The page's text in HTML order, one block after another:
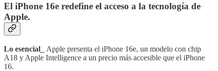
El iPhone 16e redefine el acceso a la tecnología de
Apple.
Lo esencial_ Apple presenta el iPhone 16e, un modelo con chip
A18 y Apple Intelligence a un precio más accesible que el iPhone
16.